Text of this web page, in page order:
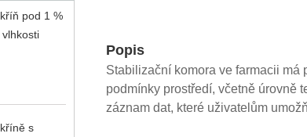
pod 1 %
s
Popis
Stabilizační komora ve farmacii má
podmínky prostředí, včetně úrovně
záznam dat, které uživatelům